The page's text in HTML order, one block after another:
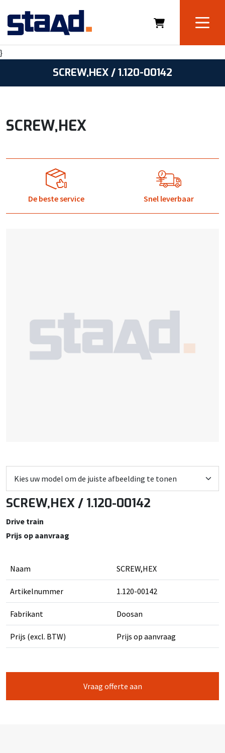
}
SCREW,HEX / 1.120-00142
SCREW,HEX
De beste service Snel leverbaar
SCREW,HEX / 1.120-00142
Drive train
Prijs op aanvraag
Naam SCREW,HEX
Artikelnummer 1.120-00142
Fabrikant Doosan
Prijs (excl. BTW) Prijs op aanvraag
Vraag offerte aan